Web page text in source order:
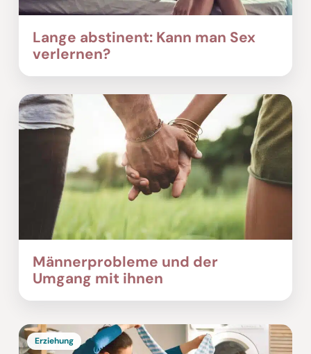
Lange abstinent: Kann man Sex
verlernen?
Männerprobleme und der
Umgang mit ihnen
Erziehung